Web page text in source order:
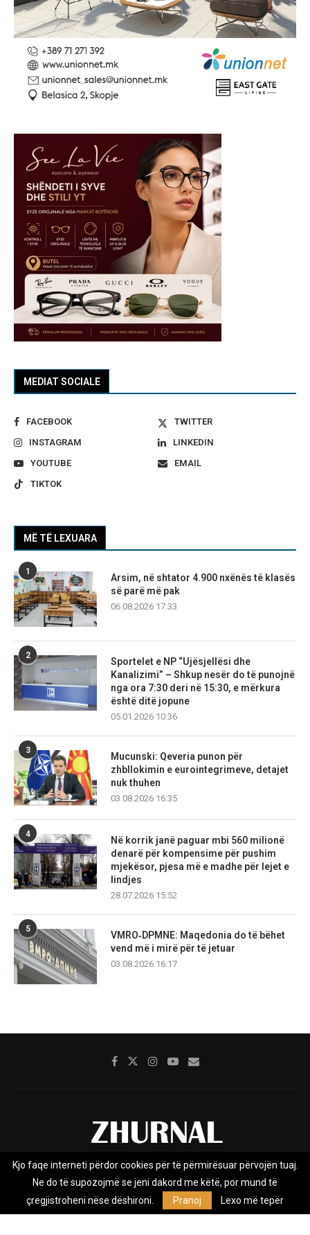
MEDIAT SOCIALE
FACEBOOK
TWITTER
INSTAGRAM
LINKEDIN
YOUTUBE
EMAIL
TIKTOK
MË TË LEXUARA
1
Arsim, në shtator 4.900 nxënës të klasës
së parë më pak
06.08.2026 17:33
2
Sportelet e NP “Ujësjellësi dhe
Kanalizimi” – Shkup nesër do të punojnë
nga ora 7:30 deri në 15:30, e mërkura
është ditë jopune
05.01.2026 10:36
3
Mucunski: Qeveria punon për
zhbllokimin e eurointegrimeve, detajet
nuk thuhen
03.08.2026 16:35
4
Në korrik janë paguar mbi 560 milionë
denarë për kompensime për pushim
mjekësor, pjesa më e madhe për lejet e
lindjes
28.07.2026 15:52
5
VMRO‑DPMNE: Maqedonia do të bëhet
vend më i mirë për të jetuar
03.08.2026 16:17
Rreth nesh Impresumi Marketing
Kontakt
Privacy Policy
Zhurnal.mk është Agjenci e Lajmeve e pavarur, e themeluar në vitin
Kjo faqe interneti përdor cookies për të përmirësuar përvojën tuaj.
Ne do të supozojmë se jeni dakord me këtë, por mund të
çregjistroheni nëse dëshironi.
Pranoj Lexo më tepër